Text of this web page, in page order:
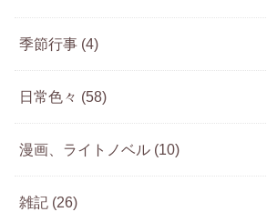
季節行事 (4)
日常色々 (58)
漫画、ライトノベル (10)
雑記 (26)